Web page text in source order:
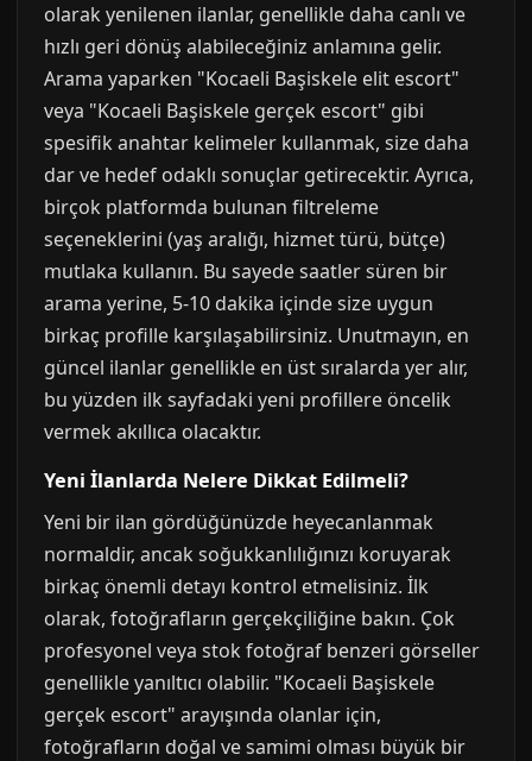
olarak yenilenen ilanlar, genellikle daha canlı ve
hızlı geri dönüş alabileceğiniz anlamına gelir.
Arama yaparken "Kocaeli Başiskele elit escort"
veya "Kocaeli Başiskele gerçek escort" gibi
spesifik anahtar kelimeler kullanmak, size daha
dar ve hedef odaklı sonuçlar getirecektir. Ayrıca,
birçok platformda bulunan filtreleme
seçeneklerini (yaş aralığı, hizmet türü, bütçe)
mutlaka kullanın. Bu sayede saatler süren bir
arama yerine, 5-10 dakika içinde size uygun
birkaç profille karşılaşabilirsiniz. Unutmayın, en
güncel ilanlar genellikle en üst sıralarda yer alır,
bu yüzden ilk sayfadaki yeni profillere öncelik
vermek akıllıca olacaktır.
Yeni İlanlarda Nelere Dikkat Edilmeli?
Yeni bir ilan gördüğünüzde heyecanlanmak
normaldir, ancak soğukkanlılığınızı koruyarak
birkaç önemli detayı kontrol etmelisiniz. İlk
olarak, fotoğrafların gerçekçiliğine bakın. Çok
profesyonel veya stok fotoğraf benzeri görseller
genellikle yanıltıcı olabilir. "Kocaeli Başiskele
gerçek escort" arayışında olanlar için,
fotoğrafların doğal ve samimi olması büyük bir